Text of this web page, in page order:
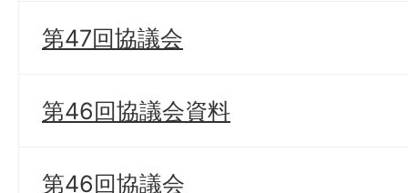
第47回協議会
第46回協議会資料
第46回協議会